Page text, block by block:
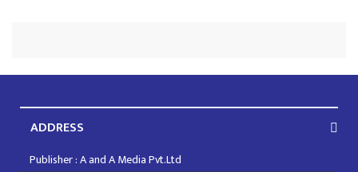
ADDRESS
Publisher : A and A Media Pvt.Ltd